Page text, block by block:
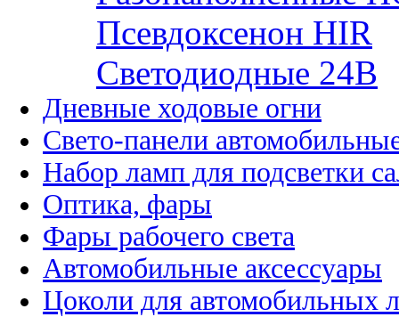
Псевдоксенон HIR
Cветодиодные 24B
Дневные ходовые огни
Свето-панели
Набор ламп для подсветки
Оптика, фары
Фары рабочего света
Автомобильные аксессуары
Цоколи для автомобильных